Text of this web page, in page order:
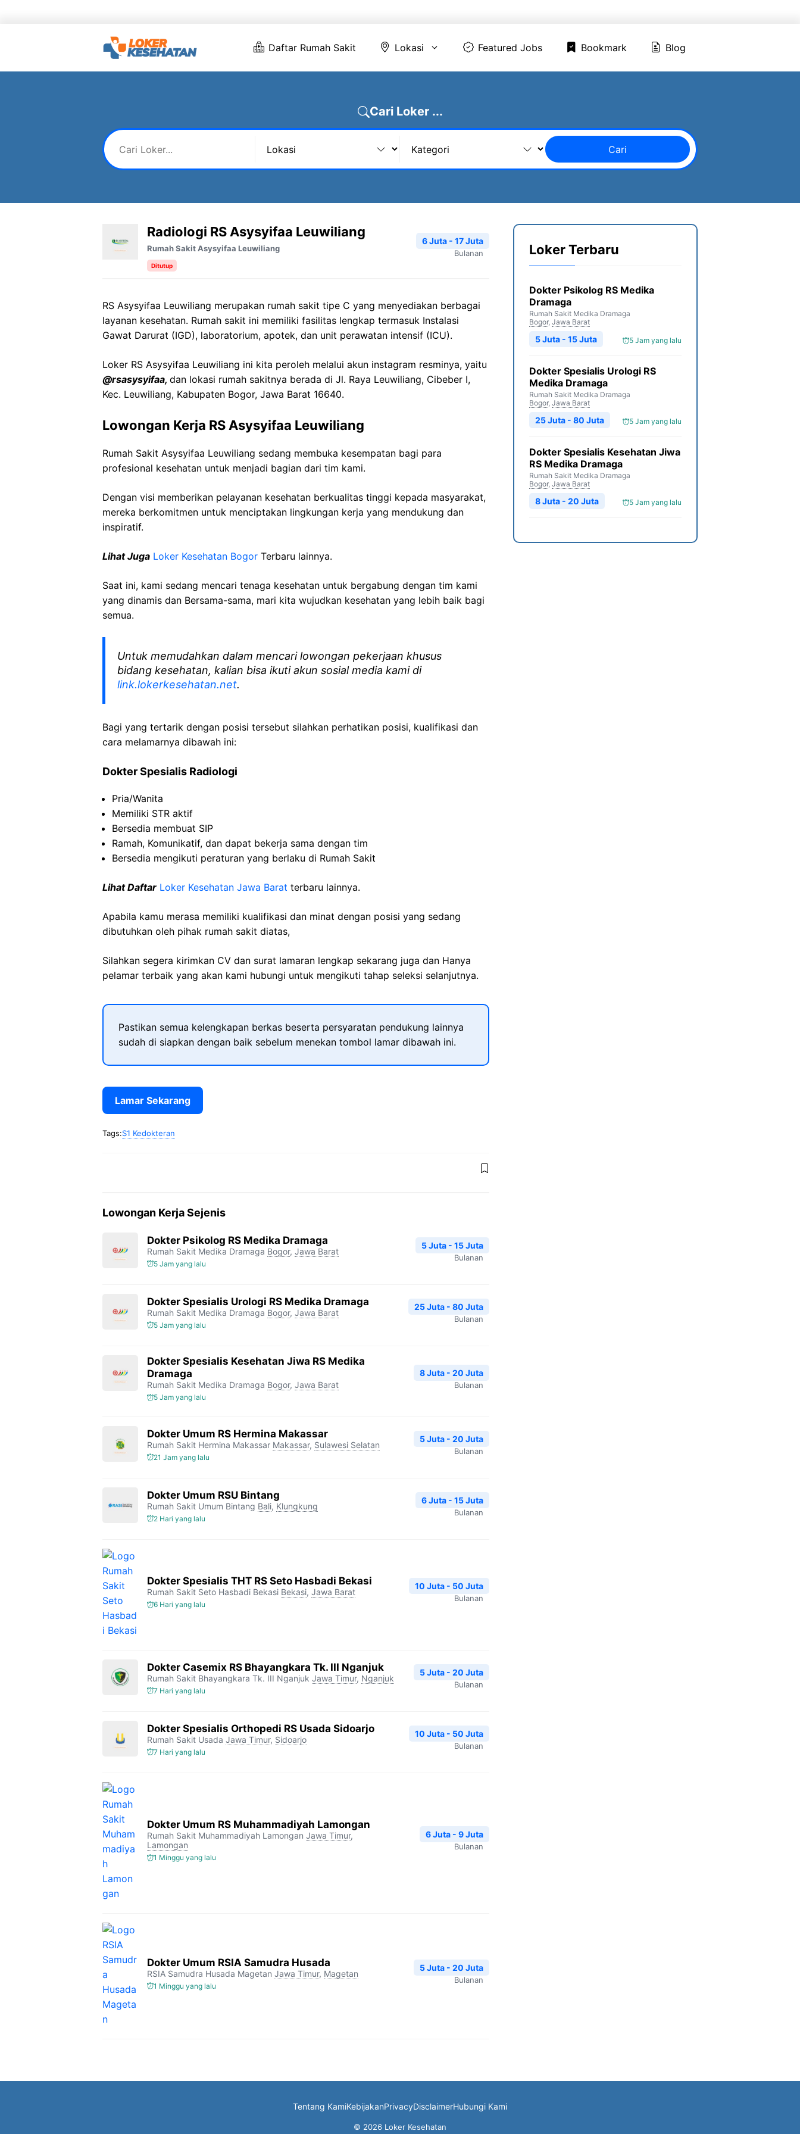
Daftar Rumah Sakit Lokasi Featured Jobs Bookmark Blog
Cari Loker ...
Cari
Radiologi RS Asysyifaa Leuwiliang
Rumah Sakit Asysyifaa Leuwiliang
Ditutup
6 Juta - 17 Juta
Bulanan
RS Asysyifaa Leuwiliang merupakan rumah sakit tipe C yang menyediakan berbagai
layanan kesehatan. Rumah sakit ini memiliki fasilitas lengkap termasuk Instalasi
Gawat Darurat (IGD), laboratorium, apotek, dan unit perawatan intensif (ICU).
Loker RS Asysyifaa Leuwiliang ini kita peroleh melalui akun instagram resminya, yaitu
@rsasysyifaa, dan lokasi rumah sakitnya berada di Jl. Raya Leuwiliang, Cibeber I,
Kec. Leuwiliang, Kabupaten Bogor, Jawa Barat 16640.
Lowongan Kerja RS Asysyifaa Leuwiliang
Rumah Sakit Asysyifaa Leuwiliang sedang membuka kesempatan bagi para
profesional kesehatan untuk menjadi bagian dari tim kami.
Dengan visi memberikan pelayanan kesehatan berkualitas tinggi kepada masyarakat,
mereka berkomitmen untuk menciptakan lingkungan kerja yang mendukung dan
inspiratif.
Lihat Juga Loker Kesehatan Bogor Terbaru lainnya.
Saat ini, kami sedang mencari tenaga kesehatan untuk bergabung dengan tim kami
yang dinamis dan Bersama-sama, mari kita wujudkan kesehatan yang lebih baik bagi
semua.
Untuk memudahkan dalam mencari lowongan pekerjaan khusus
bidang kesehatan, kalian bisa ikuti akun sosial media kami di
link.lokerkesehatan.net.
Bagi yang tertarik dengan posisi tersebut silahkan perhatikan posisi, kualifikasi dan
cara melamarnya dibawah ini:
Dokter Spesialis Radiologi
Pria/Wanita
Memiliki STR aktif
Bersedia membuat SIP
Ramah, Komunikatif, dan dapat bekerja sama dengan tim
Bersedia mengikuti peraturan yang berlaku di Rumah Sakit
Lihat Daftar Loker Kesehatan Jawa Barat terbaru lainnya.
Apabila kamu merasa memiliki kualifikasi dan minat dengan posisi yang sedang
dibutuhkan oleh pihak rumah sakit diatas,
Silahkan segera kirimkan CV dan surat lamaran lengkap sekarang juga dan Hanya
pelamar terbaik yang akan kami hubungi untuk mengikuti tahap seleksi selanjutnya.
Pastikan semua kelengkapan berkas beserta persyaratan pendukung lainnya
sudah di siapkan dengan baik sebelum menekan tombol lamar dibawah ini.
Lamar Sekarang
Tags:S1 Kedokteran
Lowongan Kerja Sejenis
Dokter Psikolog RS Medika Dramaga
Rumah Sakit Medika Dramaga Bogor, Jawa Barat
5 Jam yang lalu
5 Juta - 15 Juta
Bulanan
Dokter Spesialis Urologi RS Medika Dramaga
Rumah Sakit Medika Dramaga Bogor, Jawa Barat
5 Jam yang lalu
25 Juta - 80 Juta
Bulanan
Dokter Spesialis Kesehatan Jiwa RS Medika
Dramaga
Rumah Sakit Medika Dramaga Bogor, Jawa Barat
5 Jam yang lalu
8 Juta - 20 Juta
Bulanan
Dokter Umum RS Hermina Makassar
Rumah Sakit Hermina Makassar Makassar, Sulawesi Selatan
21 Jam yang lalu
5 Juta - 20 Juta
Bulanan
Dokter Umum RSU Bintang
Rumah Sakit Umum Bintang Bali, Klungkung
2 Hari yang lalu
6 Juta - 15 Juta
Bulanan
Dokter Spesialis THT RS Seto Hasbadi Bekasi
Rumah Sakit Seto Hasbadi Bekasi Bekasi, Jawa Barat
6 Hari yang lalu
10 Juta - 50 Juta
Bulanan
Dokter Casemix RS Bhayangkara Tk. III Nganjuk
Rumah Sakit Bhayangkara Tk. III Nganjuk Jawa Timur, Nganjuk
7 Hari yang lalu
5 Juta - 20 Juta
Bulanan
Dokter Spesialis Orthopedi RS Usada Sidoarjo
Rumah Sakit Usada Jawa Timur, Sidoarjo
7 Hari yang lalu
10 Juta - 50 Juta
Bulanan
Dokter Umum RS Muhammadiyah Lamongan
Rumah Sakit Muhammadiyah Lamongan Jawa Timur,
Lamongan
1 Minggu yang lalu
6 Juta - 9 Juta
Bulanan
Dokter Umum RSIA Samudra Husada
RSIA Samudra Husada Magetan Jawa Timur, Magetan
1 Minggu yang lalu
5 Juta - 20 Juta
Bulanan
Loker Terbaru
Dokter Psikolog RS Medika
Dramaga
Rumah Sakit Medika Dramaga
Bogor, Jawa Barat
5 Jam yang lalu
5 Juta - 15 Juta
Dokter Spesialis Urologi RS
Medika Dramaga
Rumah Sakit Medika Dramaga
Bogor, Jawa Barat
5 Jam yang lalu
25 Juta - 80 Juta
Dokter Spesialis Kesehatan Jiwa
RS Medika Dramaga
Rumah Sakit Medika Dramaga
Bogor, Jawa Barat
5 Jam yang lalu
8 Juta - 20 Juta
Tentang KamiKebijakanPrivacyDisclaimerHubungi Kami
© 2026 Loker Kesehatan